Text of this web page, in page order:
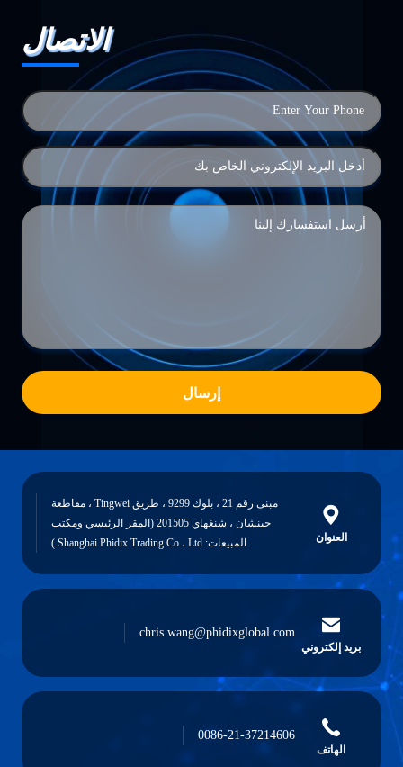
الاتصال
إرسال
العنوان
مبنى رقم 21 ، بلوك 9299 ، طريق Tingwei ، مقاطعة
جينشان ، شنغهاي 201505 (المقر الرئيسي ومكتب
المبيعات: Shanghai Phidix Trading Co.، Ltd.)
بريد إلكتروني
chris.wang@phidixglobal.com
الهاتف
0086-21-37214606